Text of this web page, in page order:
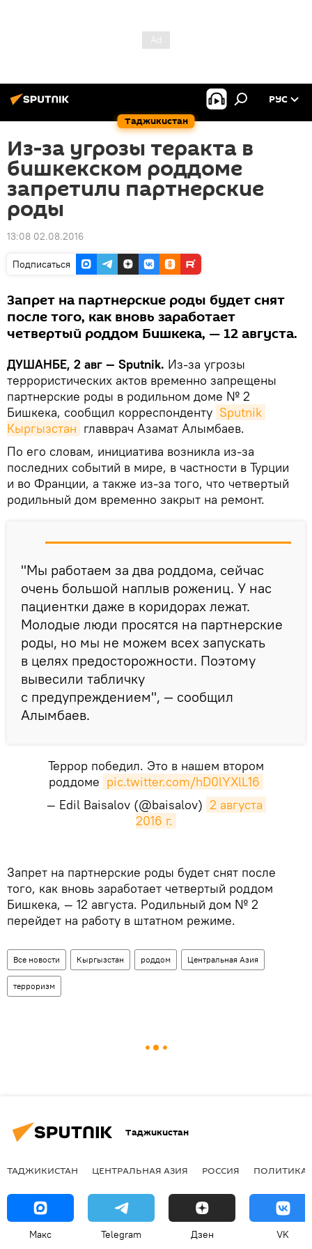
Таджикистан
РУС
Из-за угрозы теракта в
бишкекском роддоме
запретили партнерские
роды
13:08 02.08.2016
Подписаться
Запрет на партнерские роды будет снят
после того, как вновь заработает
четвертый роддом Бишкека, — 12 августа.
ДУШАНБЕ, 2 авг — Sputnik. Из-за угрозы
террористических актов временно запрещены
партнерские роды в родильном доме № 2
Бишкека, сообщил корреспонденту Sputnik
Кыргызстан главврач Азамат Алымбаев.
По его словам, инициатива возникла из-за
последних событий в мире, в частности в Турции
и во Франции, а также из-за того, что четвертый
родильный дом временно закрыт на ремонт.
"Мы работаем за два роддома, сейчас
очень большой наплыв рожениц. У нас
пациентки даже в коридорах лежат.
Молодые люди просятся на партнерские
роды, но мы не можем всех запускать
в целях предосторожности. Поэтому
вывесили табличку
с предупреждением", — сообщил
Алымбаев.
Террор победил. Это в нашем втором
роддоме pic.twitter.com/hD0lYXlL16
— Edil Baisalov (@baisalov) 2 августа
2016 г.
Запрет на партнерские роды будет снят после
того, как вновь заработает четвертый роддом
Бишкека, — 12 августа. Родильный дом № 2
перейдет на работу в штатном режиме.
Все новости Кыргызстан роддом Центральная Азия
терроризм
Таджикистан
ТАДЖИКИСТАН ЦЕНТРАЛЬНАЯ АЗИЯ РОССИЯ ПОЛИТИКА
Макс Telegram Дзен VK